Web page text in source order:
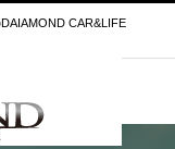
CAR&LIFE